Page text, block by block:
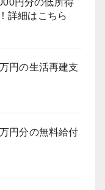
円分の低所得
詳細はこちら
円の生活再建支
円分の無料給付